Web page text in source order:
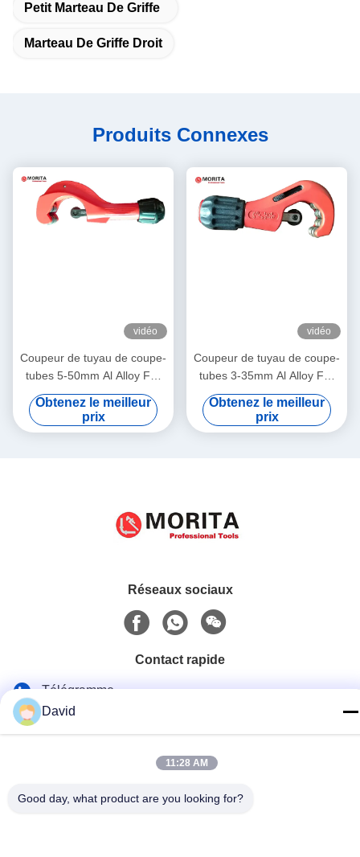
Petit Marteau De Griffe
Marteau De Griffe Droit
Produits Connexes
vidéo
Coupeur de tuyau de coupe-
tubes 5-50mm Al Alloy For
Body Gcr 15 pour la lame
Coper Al Thin-Walled Steel
Pipe en laiton
Obtenez le meilleur
prix
vidéo
Coupeur de tuyau de coupe-
tubes 3-35mm Al Alloy For
Body Gcr 15 pour la roue de
secours de Deburrer de
lame pour le tuyau d'acier à
Obtenez le meilleur
prix
Réseaux sociaux
Contact rapide
Télégramme
86-510-85032170
david@moritatools.com
Adresse
David
11:28 AM
Good day, what product are you looking for?